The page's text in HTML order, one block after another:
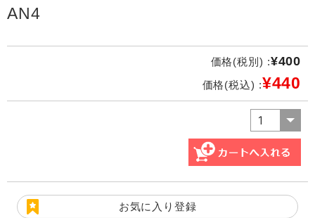
AN4
価格(税別) :¥400
価格(税込) :¥440
お気に入り登録